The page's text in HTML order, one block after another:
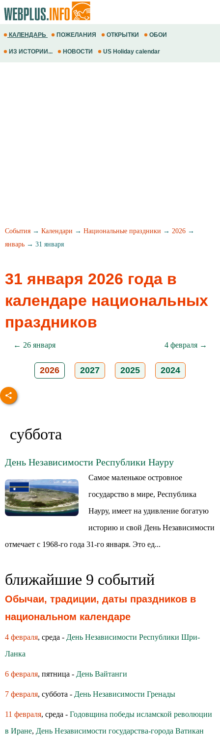
КАЛЕНДАРЬ ПОЖЕЛАНИЯ ОТКРЫТКИ ОБОИ
ИЗ ИСТОРИИ... НОВОСТИ US Holiday calendar
События → Календари → Национальные праздники → 2026 →
январь → 31 января
31 января 2026 года в
календаре национальных
праздников
← 26 января 4 февраля →
2026 2027 2025 2024
суббота
День Независимости Республики Науру
Самое маленькое островное
государство в мире, Республика
Науру, имеет на удивление богатую
историю и свой День Независимости
отмечает с 1968-го года 31-го января. Это ед...
ближайшие 9 событий
Обычаи, традиции, даты праздников в
национальном календаре
4 февраля, среда - День Независимости Республики Шри-
Ланка
6 февраля, пятница - День Вайтанги
7 февраля, суббота - День Независимости Гренады
11 февраля, среда - Годовщина победы исламской революции
в Иране, День Независимости государства-города Ватикан